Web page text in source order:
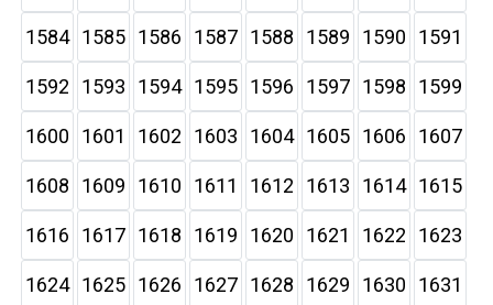
1584 1585 1586 1587 1588 1589 1590 1591
1592 1593 1594 1595 1596 1597 1598 1599
1600 1601 1602 1603 1604 1605 1606 1607
1608 1609 1610 1611 1612 1613 1614 1615
1616 1617 1618 1619 1620 1621 1622 1623
1624 1625 1626 1627 1628 1629 1630 1631